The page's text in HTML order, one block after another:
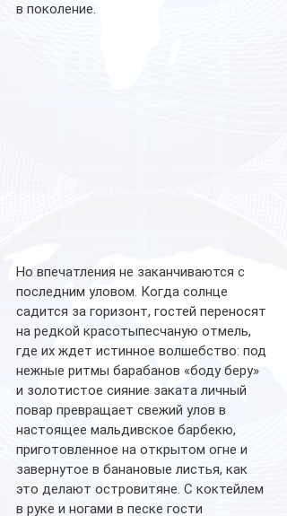
в поколение.
Но впечатления не заканчиваются с
последним уловом. Когда солнце
садится за горизонт, гостей переносят
на редкой красотыпесчаную отмель,
где их ждет истинное волшебство: под
нежные ритмы барабанов «боду беру»
и золотистое сияние заката личный
повар превращает свежий улов в
настоящее мальдивское барбекю,
приготовленное на открытом огне и
завернутое в банановые листья, как
это делают островитяне. С коктейлем
в руке и ногами в песке гости